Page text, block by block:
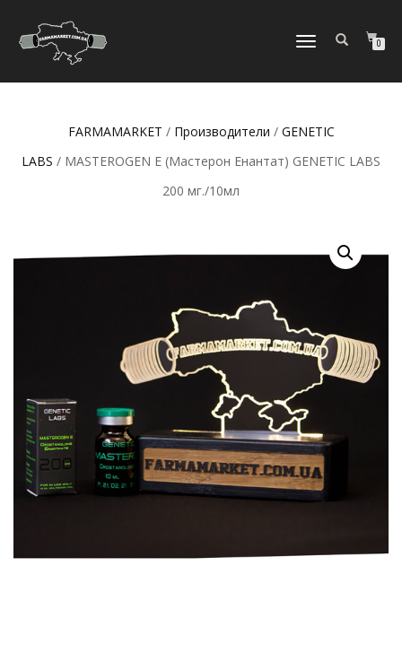
ПЕРЕКЛЮЧИТЬ
0
FARMAMARKET / Производители / GENETIC
LABS / MASTEROGEN E (Мастерон Eнантат) GENETIC LABS
200 мг./10мл